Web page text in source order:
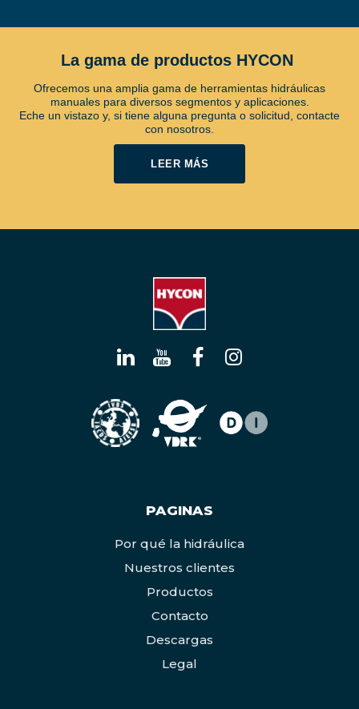
La gama de productos HYCON
Ofrecemos una amplia gama de herramientas hidráulicas
manuales para diversos segmentos y aplicaciones.
Eche un vistazo y, si tiene alguna pregunta o solicitud, contacte
con nosotros.
LEER MÁS
PAGINAS
Por qué la hidráulica
Nuestros clientes
Productos
Contacto
Descargas
Legal